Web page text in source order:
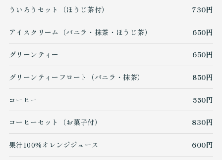
ういろうセット（ほうじ茶付） 730円
アイスクリーム（バニラ・抹茶・ほうじ茶） 650円
グリーンティー 650円
グリーンティーフロート（バニラ・抹茶） 850円
コーヒー 550円
コーヒーセット（お菓子付） 830円
果汁100%オレンジジュース 600円